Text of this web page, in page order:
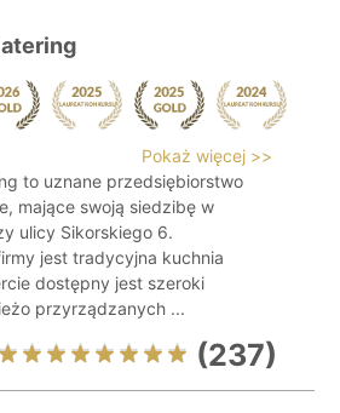
Pokaż więcej >>
to uznane przedsiębiorstwo
mające swoją siedzibę w
ulicy Sikorskiego 6.
jest tradycyjna kuchnia
dostępny jest szeroki
przyrządzanych ...
(237)